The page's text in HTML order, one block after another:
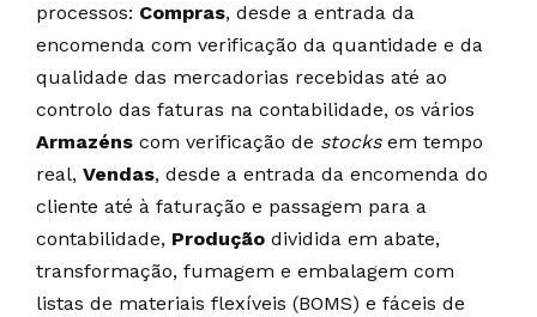
processos: Compras, desde a entrada da
encomenda com verificação da quantidade e da
qualidade das mercadorias recebidas até ao
controlo das faturas na contabilidade, os vários
Armazéns com verificação de stocks em tempo
real, Vendas, desde a entrada da encomenda do
cliente até à faturação e passagem para a
contabilidade, Produção dividida em abate,
transformação, fumagem e embalagem com
listas de materiais flexíveis (BOMS) e fáceis de